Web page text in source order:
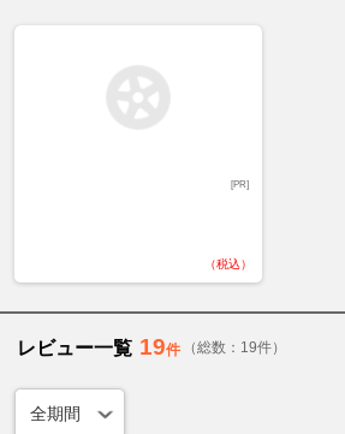
[PR]
（税込）
レビュー一覧 19件 （総数：19件）